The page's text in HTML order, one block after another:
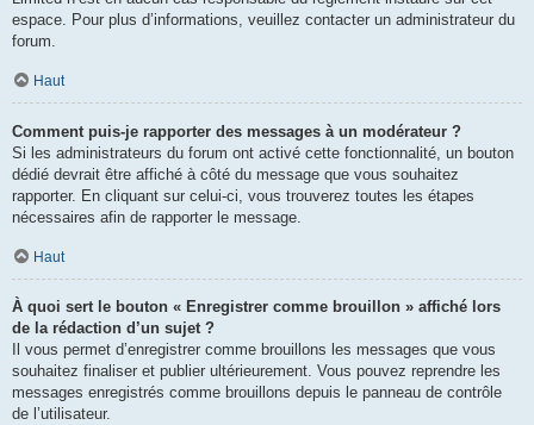
espace. Pour plus d’informations, veuillez contacter un administrateur du
forum.
Haut
Comment puis-je rapporter des messages à un modérateur ?
Si les administrateurs du forum ont activé cette fonctionnalité, un bouton
dédié devrait être affiché à côté du message que vous souhaitez
rapporter. En cliquant sur celui-ci, vous trouverez toutes les étapes
nécessaires afin de rapporter le message.
Haut
À quoi sert le bouton « Enregistrer comme brouillon » affiché lors
de la rédaction d’un sujet ?
Il vous permet d’enregistrer comme brouillons les messages que vous
souhaitez finaliser et publier ultérieurement. Vous pouvez reprendre les
messages enregistrés comme brouillons depuis le panneau de contrôle
de l’utilisateur.